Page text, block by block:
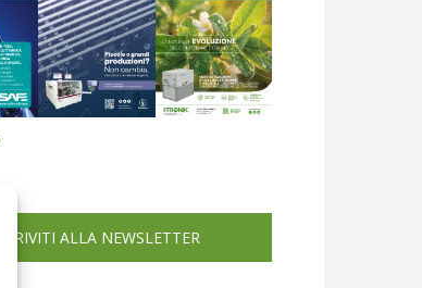
ISCRIVITI ALLA NEWSLETTER